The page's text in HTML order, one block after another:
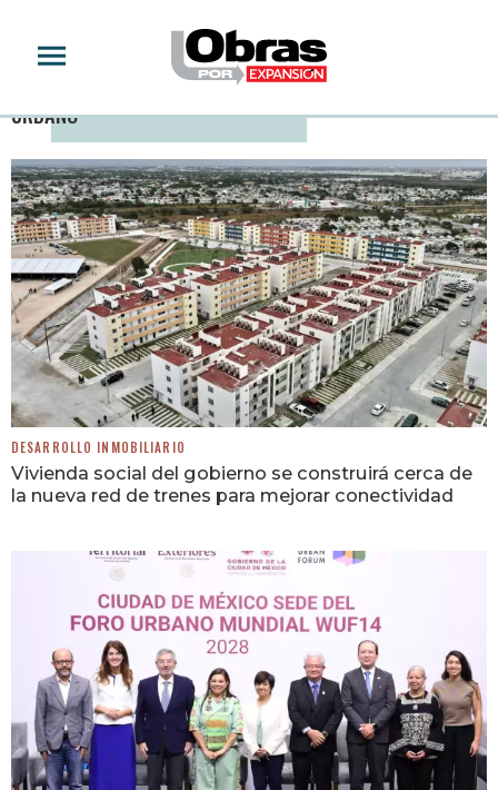
SECRETARÍA DE DESARROLLO AGRARIO, TERRITORIAL Y
URBANO
DESARROLLO INMOBILIARIO
Vivienda social del gobierno se construirá cerca de
la nueva red de trenes para mejorar conectividad